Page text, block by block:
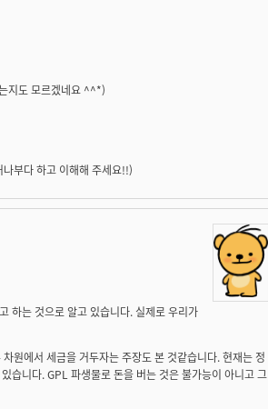
지도 모르겠네요 ^^*)
부다 하고 이해해 주세요!!)
는 것으로 알고 있습니다. 실제로 우리가
에서 세금을 거두자는 주장도 본 것같습니다. 현재는 정
습니다. GPL 파생물로 돈을 버는 것은 불가능이 아니고 그